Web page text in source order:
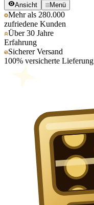
Ansicht Menü
Mehr als 280.000
zufriedene Kunden
Über 30 Jahre
Erfahrung
Sicherer Versand
100% versicherte Lieferung